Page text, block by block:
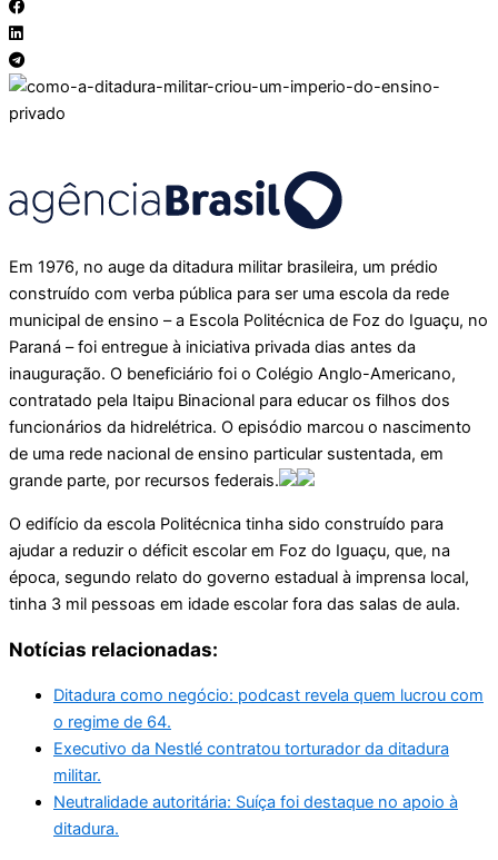
Em 1976, no auge da ditadura militar brasileira, um prédio
construído com verba pública para ser uma escola da rede
municipal de ensino – a Escola Politécnica de Foz do Iguaçu, no
Paraná – foi entregue à iniciativa privada dias antes da
inauguração. O beneficiário foi o Colégio Anglo-Americano,
contratado pela Itaipu Binacional para educar os filhos dos
funcionários da hidrelétrica. O episódio marcou o nascimento
de uma rede nacional de ensino particular sustentada, em
grande parte, por recursos federais.
O edifício da escola Politécnica tinha sido construído para
ajudar a reduzir o déficit escolar em Foz do Iguaçu, que, na
época, segundo relato do governo estadual à imprensa local,
tinha 3 mil pessoas em idade escolar fora das salas de aula.
Notícias relacionadas:
Ditadura como negócio: podcast revela quem lucrou com
o regime de 64.
Executivo da Nestlé contratou torturador da ditadura
militar.
Neutralidade autoritária: Suíça foi destaque no apoio à
ditadura.